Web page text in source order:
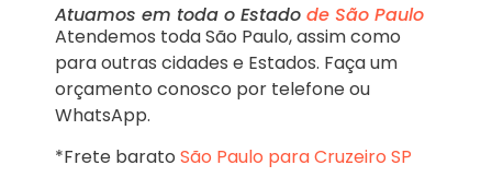
Atuamos em toda o Estado de São Paulo
Atendemos toda São Paulo, assim como
para outras cidades e Estados. Faça um
orçamento conosco por telefone ou
WhatsApp.
*Frete barato São Paulo para Cruzeiro SP